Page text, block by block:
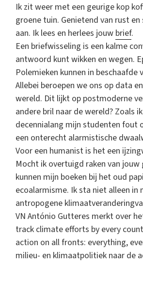
Ik zit weer met een geurige kop
groene tuin. Genietend van rust
aan. Ik lees en herlees jouw brief.
Een briefwisseling is een kalme
antwoord kunt wikken en wegen.
Polemieken kunnen in
Allebei beroepen we ons op data
wereld. Dit lijkt op postmoderne
andere bril naar de wereld? Zoals
decennialang mijn studenten fout
een onterecht alarmistische
Voor een humanist is het een
Mocht ik overtuigd raken van
kunnen mijn boeken bij het oud
ecoalarmisme. Ik sta niet alleen in
antropogene
VN António Gutteres merkt over
track climate efforts by every
action on all fronts: everything,
milieu- en klimaatpolitiek naar de